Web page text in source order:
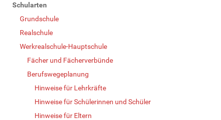
Schularten
Grundschule
Realschule
Werkrealschule-Hauptschule
Fächer und Fächerverbünde
Berufswegeplanung
Hinweise für Lehrkräfte
Hinweise für Schülerinnen und Schüler
Hinweise für Eltern